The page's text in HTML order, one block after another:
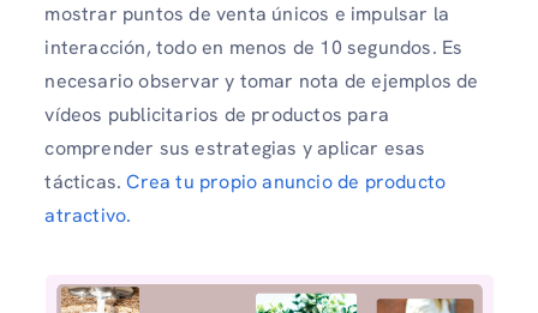
mostrar puntos de venta únicos e impulsar la
interacción, todo en menos de 10 segundos. Es
necesario observar y tomar nota de ejemplos de
vídeos publicitarios de productos para
comprender sus estrategias y aplicar esas
tácticas.Crea tu propio anuncio de producto
atractivo.